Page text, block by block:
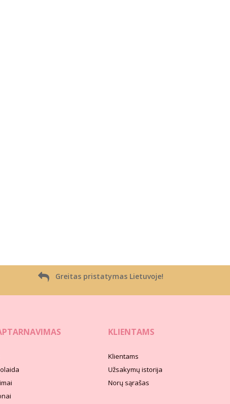
Greitas pristatymas Lietuvoje!
KLIENTAMS
Klientams
Užsakymų istorija
Norų sąrašas